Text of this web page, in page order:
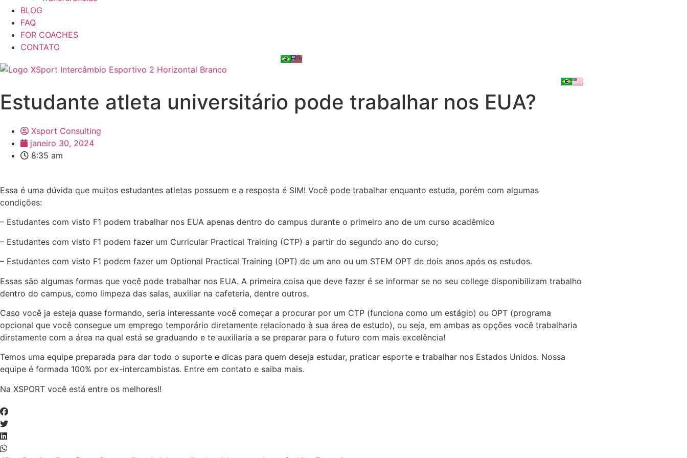
BLOG
FAQ
FOR COACHES
CONTATO
Estudante atleta universitário pode trabalhar nos EUA?
Xsport Consulting
janeiro 30, 2024
8:35 am
Essa é uma dúvida que muitos estudantes atletas possuem e a resposta é SIM! Você pode trabalhar enquanto estuda, porém com algumas
condições:
– Estudantes com visto F1 podem trabalhar nos EUA apenas dentro do campus durante o primeiro ano de um curso acadêmico
– Estudantes com visto F1 podem fazer um Curricular Practical Training (CTP) a partir do segundo ano do curso;
– Estudantes com visto F1 podem fazer um Optional Practical Training (OPT) de um ano ou um STEM OPT de dois anos após os estudos.
Essas são algumas formas que você pode trabalhar nos EUA. A primeira coisa que deve fazer é se informar se no seu college disponibilizam trabalho
dentro do campus, como limpeza das salas, auxiliar na cafeteria, dentre outros.
Caso você ja esteja quase formando, seria interessante você começar a procurar por um CTP (funciona como um estágio) ou OPT (programa
opcional que você consegue um emprego temporário diretamente relacionado à sua área de estudo), ou seja, em ambas as opções você trabalharia
diretamente com a área na qual está se graduando e te auxiliaria a se preparar para o futuro com mais excelência!
Temos uma equipe preparada para dar todo o suporte e dicas para quem deseja estudar, praticar esporte e trabalhar nos Estados Unidos. Nossa
equipe é formada 100% por ex-intercambistas. Entre em contato e saiba mais.
Na XSPORT você está entre os melhores!!